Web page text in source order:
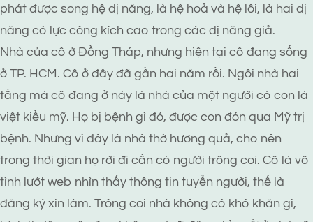
phát được song hệ dị năng, là hệ hoả và hệ lôi, là hai dị
năng có lực công kích cao trong các dị năng giả.
Nhà của cô ở Đồng Tháp, nhưng hiện tại cô đang sống
ở TP. HCM. Cô ở đây đã gần hai năm rồi. Ngôi nhà hai
tầng mà cô đang ở này là nhà của một người có con là
việt kiều mỹ. Họ bị bệnh gì đó, được con đón qua Mỹ trị
bệnh. Nhưng vì đây là nhà thờ hương quả, cho nên
trong thời gian họ rời đi cần có người trông coi. Cô là vô
tình lướt web nhìn thấy thông tin tuyển người, thế là
đăng ký xin làm. Trông coi nhà không có khó khăn gì,